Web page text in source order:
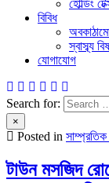
হোল্ডিং
বিবিধ
স্বাস্ব্য
যোগাযোগ
Search for:
×
Posted in সাম্প্রতিক
টাউন মসজিদ